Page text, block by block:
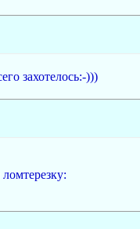
захотелось:-)))